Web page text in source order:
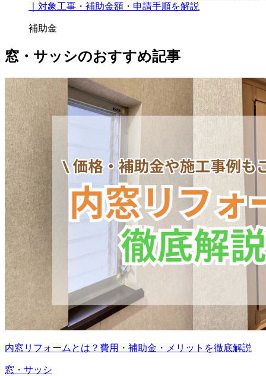
｜対象工事・補助金額・申請手順を解説
補助金
窓・サッシのおすすめ記事
内窓リフォームとは？費用・補助金・メリットを徹底解説
窓・サッシ